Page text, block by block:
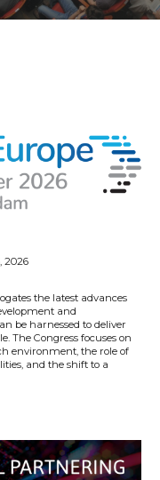
, 2026
the latest advances
and
be harnessed to deliver
The Congress focuses on
environment, the role of
and the shift to a